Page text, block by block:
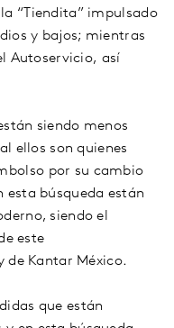
“Tiendita” impulsado
y bajos; mientras
Autoservicio, así
siendo menos
ellos son quienes
por su cambio
esta búsqueda están
siendo el
este
de Kantar México.
que están